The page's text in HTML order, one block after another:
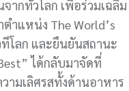
ากทั่วโลก เพื่อร่วมเฉลิม
ำแหน่ง The World’s
โลก และยืนยันสถานะ
ได้กลับมาจัดที่
ามเลิศรสทั้งด้านอาหาร